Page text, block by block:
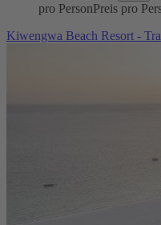
pro PersonPreis pro
Kiwengwa Beach Resort -